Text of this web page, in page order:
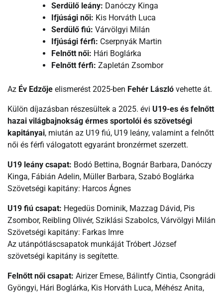
Serdülő leány: Danóczy Kinga
Ifjúsági női: Kis Horváth Luca
Serdülő fiú: Várvölgyi Milán
Ifjúsági férfi: Cserpnyák Martin
Felnőtt női: Hári Boglárka
Felnőtt férfi: Zapletán Zsombor
Az Év Edzője elismerést 2025-ben Fehér László vehette át.
Külön díjazásban részesültek a 2025. évi U19-es és felnőtt
hazai világbajnokság érmes sportolói és szövetségi
kapitányai, miután az U19 fiú, U19 leány, valamint a felnőtt
női és férfi válogatott egyaránt bronzérmet szerzett.
U19 leány csapat: Bodó Bettina, Bognár Barbara, Danóczy
Kinga, Fábián Adelin, Müller Barbara, Szabó Boglárka
Szövetségi kapitány: Harcos Ágnes
U19 fiú csapat: Hegedüs Dominik, Mazzag Dávid, Pis
Zsombor, Reibling Olivér, Sziklási Szabolcs, Várvölgyi Milán
Szövetségi kapitány: Farkas Imre
Az utánpótláscsapatok munkáját Tróbert József
szövetségi kapitány is segítette.
Felnőtt női csapat: Airizer Emese, Bálintfy Cintia, Csongrádi
Gyöngyi, Hári Boglárka, Kis Horváth Luca, Méhész Anita,